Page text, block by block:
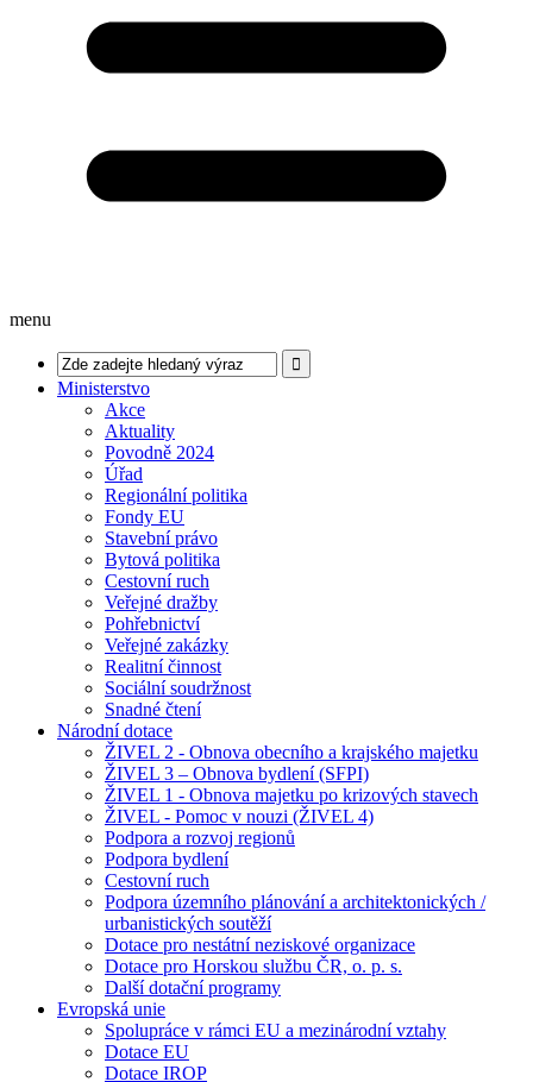
menu
Ministerstvo
Akce
Aktuality
Povodně 2024
Úřad
Regionální politika
Fondy EU
Stavební právo
Bytová politika
Cestovní ruch
Veřejné dražby
Pohřebnictví
Veřejné zakázky
Realitní činnost
Sociální soudržnost
Snadné čtení
Národní dotace
ŽIVEL 2 - Obnova obecního a krajského majetku
ŽIVEL 3 – Obnova bydlení (SFPI)
ŽIVEL 1 - Obnova majetku po krizových stavech
ŽIVEL - Pomoc v nouzi (ŽIVEL 4)
Podpora a rozvoj regionů
Podpora bydlení
Cestovní ruch
Podpora územního plánování a architektonických /
urbanistických soutěží
Dotace pro nestátní neziskové organizace
Dotace pro Horskou službu ČR, o. p. s.
Další dotační programy
Evropská unie
Spolupráce v rámci EU a mezinárodní vztahy
Dotace EU
Dotace IROP